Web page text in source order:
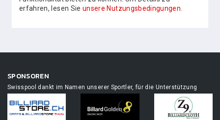
erfahren, lesen Sie unsere Nutzungsbedingungen.
SPONSOREN
Swisspool dankt im Namen unserer Sportler, für die Unterstützung